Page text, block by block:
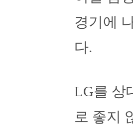
경기에
다.
LG를 상
로 좋지